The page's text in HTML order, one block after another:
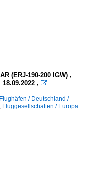
(ERJ-190-200 IGW) ,
, 
Flughäfen / Deutschland /
, Fluggesellschaften / Europa